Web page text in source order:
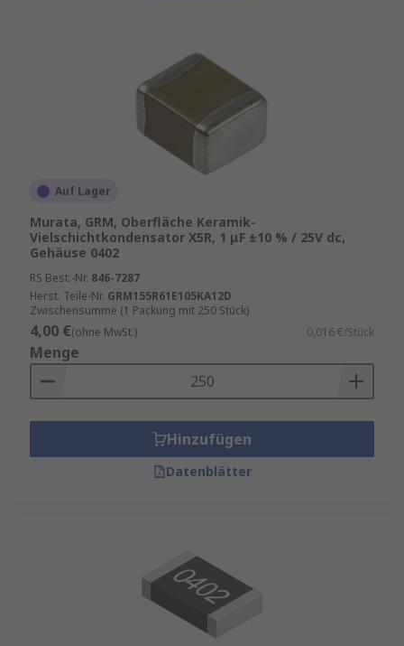
Auf Lager
Murata, GRM, Oberfläche Keramik-
Vielschichtkondensator X5R, 1 μF ±10 % / 25V dc,
Gehäuse 0402
RS Best.-Nr. 846-7287
Herst. Teile-Nr. GRM155R61E105KA12D
Zwischensumme (1 Packung mit 250 Stück)
4,00 €(ohne MwSt.) 0,016 €/Stück
Menge
Hinzufügen
Datenblätter